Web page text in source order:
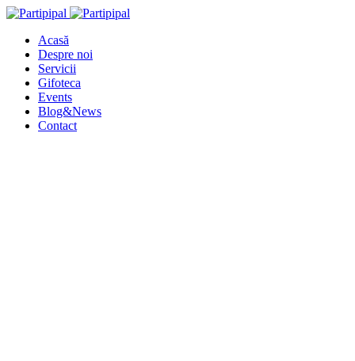
Acasă
Despre noi
Servicii
Gifoteca
Events
Blog&News
Contact